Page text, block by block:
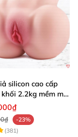
silicon cao cấp
2.2kg mềm mại
thật
-23%
(381)